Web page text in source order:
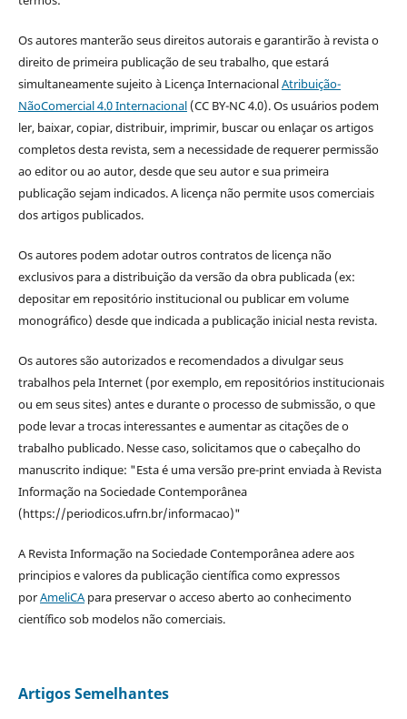
Os autores manterão seus direitos autorais e garantirão à revista o
direito de primeira publicação de seu trabalho, que estará
simultaneamente sujeito à Licença InternacionalAtribuição-
NãoComercial 4.0 Internacional(CC BY-NC 4.0). Os usuários podem
ler, baixar, copiar, distribuir, imprimir, buscar ou enlaçar os artigos
completos desta revista, sem a necessidade de requerer permissão
ao editor ou ao autor, desde que seu autor e sua primeira
publicação sejam indicados. A licença não permite usos comerciais
dos artigos publicados.
Os autores podem adotar outros contratos de licença não
exclusivos para a distribuição da versão da obra publicada (ex:
depositar em repositório institucional ou publicar em volume
monográfico) desde que indicada a publicação inicial nesta revista.
Os autores são autorizados e recomendados a divulgar seus
trabalhos pela Internet (por exemplo, em repositórios institucionais
ou em seus sites) antes e durante o processo de submissão, o que
pode levar a trocas interessantes e aumentar as citações de o
trabalho publicado. Nesse caso, solicitamos que o cabeçalho do
manuscrito indique: "Esta é uma versão pre-print enviada à Revista
Informação na Sociedade Contemporânea
(https://periodicos.ufrn.br/informacao)"
A Revista Informação na Sociedade Contemporânea adere aos
principios e valores da publicação científica como expressos
porAmeliCApara preservar o acceso aberto ao conhecimento
científico sob modelos não comerciais.
Artigos Semelhantes